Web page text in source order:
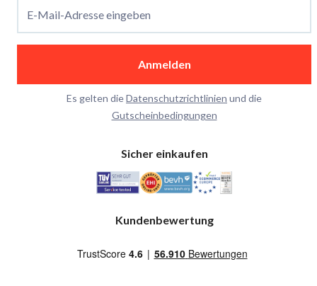
E-Mail-Adresse eingeben
Anmelden
Es gelten dieDatenschutzrichtlinien und die
Gutscheinbedingungen
Sicher einkaufen
Kundenbewertung